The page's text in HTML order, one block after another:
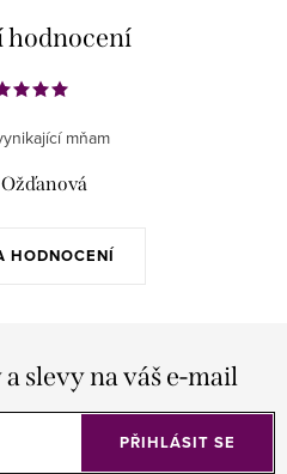
hodnocení
HODNOCENÍ
mňam
slevy na váš e-mail
PŘIHLÁSIT SE